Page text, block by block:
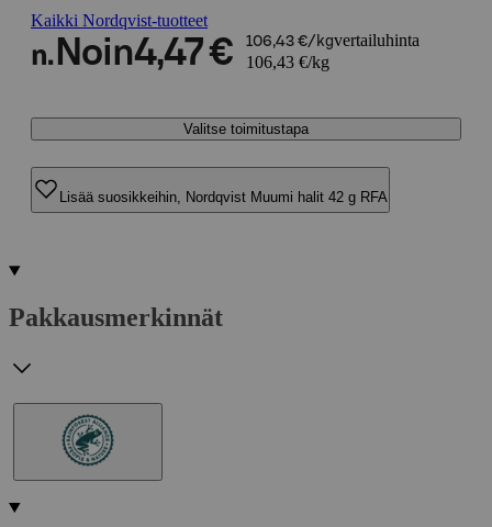
Kaikki Nordqvist-tuotteet
n. Noin4,47 € 106,43 €/kgvertailuhinta
106,43 €/kg
Valitse toimitustapa
Lisää suosikkeihin, Nordqvist Muumi halit 42 g RFA
Pakkausmerkinnät